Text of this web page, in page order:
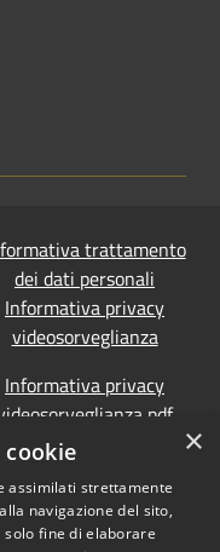
trattamento
dei dati personali
Informativa privacy
videosorveglianza
Informativa privacy
pdf
Dichiarazione di
accessibilità
Prevenzione della
×
assimilati strettamente
navigazione del sito,
solo fine di elaborare